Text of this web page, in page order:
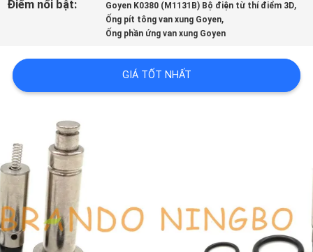
VỚI
CHÚNG
YÊU
CẦU
ĐẶT
GIÁ
Điểm nổi bật: Goyen K0380 (M1131B) Bộ điện từ thí điểm 3D,
Ống pít tông van xung Goyen,
Ống phần ứng van xung Goyen
GIÁ TỐT NHẤT